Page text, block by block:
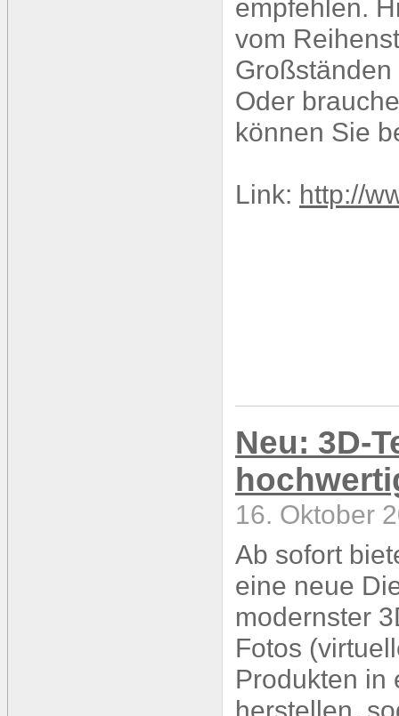
empfehlen.
vom
Oder
können Sie
Link: http://
Neu: 3D-
16. Oktober
Ab sofort
eine neue
modernster
Fotos
Produkten in